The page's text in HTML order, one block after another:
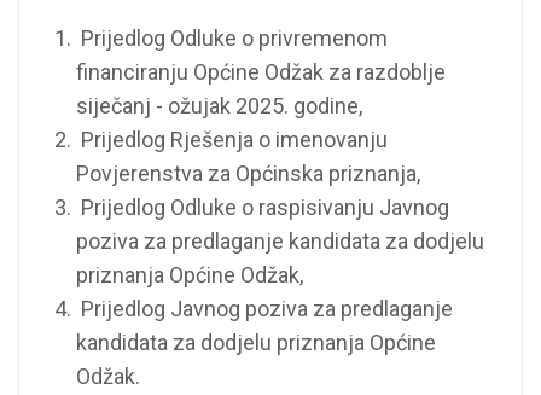
Prijedlog Odluke o privremenom
financiranju Općine Odžak za razdoblje
siječanj - ožujak 2025. godine,
Prijedlog Rješenja o imenovanju
Povjerenstva za Općinska priznanja,
Prijedlog Odluke o raspisivanju Javnog
poziva za predlaganje kandidata za dodjelu
priznanja Općine Odžak,
Prijedlog Javnog poziva za predlaganje
kandidata za dodjelu priznanja Općine
Odžak.